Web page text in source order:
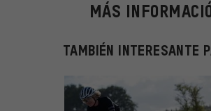
MÁS
TAMBIÉN INTERESANTE